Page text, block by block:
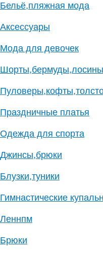
Бельё,пляжная мода
Аксессуары
Мода для девочек
Шорты,бермуды,лосины
Праздничные платья
Одежда для спорта
Джинсы,брюки
Блузки,туники
Гимнастические
Леннпм
Брюки